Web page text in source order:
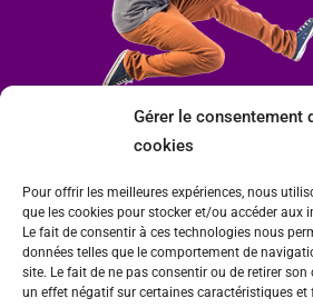
Gérer le consentement
cookies
Pour offrir les meilleures expériences, nous
que les cookies pour stocker et/ou accéder aux
Le fait de consentir à ces technologies nous
données telles que le comportement de
site. Le fait de ne pas consentir ou de retirer
un effet négatif sur certaines caractéristiques et